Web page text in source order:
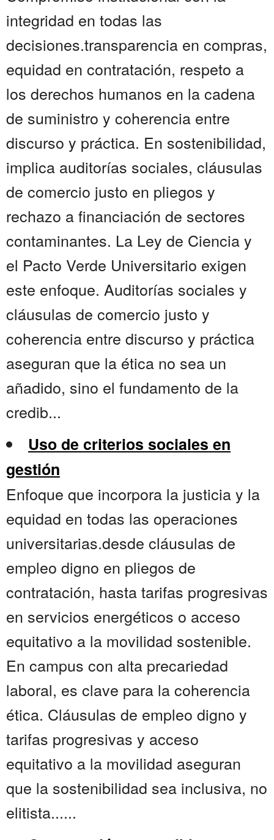
integridad en todas las
decisiones.transparencia en compras,
equidad en contratación, respeto a
los derechos humanos en la cadena
de suministro y coherencia entre
discurso y práctica. En sostenibilidad,
implica auditorías sociales, cláusulas
de comercio justo en pliegos y
rechazo a financiación de sectores
contaminantes. La Ley de Ciencia y
el Pacto Verde Universitario exigen
este enfoque. Auditorías sociales y
cláusulas de comercio justo y
coherencia entre discurso y práctica
aseguran que la ética no sea un
añadido, sino el fundamento de la
credib...
Uso de criterios sociales en
gestión
Enfoque que incorpora la justicia y la
equidad en todas las operaciones
universitarias.desde cláusulas de
empleo digno en pliegos de
contratación, hasta tarifas progresivas
en servicios energéticos o acceso
equitativo a la movilidad sostenible.
En campus con alta precariedad
laboral, es clave para la coherencia
ética. Cláusulas de empleo digno y
tarifas progresivas y acceso
equitativo a la movilidad aseguran
que la sostenibilidad sea inclusiva, no
elitista......